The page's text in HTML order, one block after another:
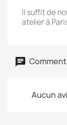
Il suffit de
atelier à
Aucun